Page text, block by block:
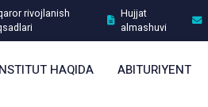
rivojlanish
Hujjat
almashuvi
HAQIDA ABITURIYENT